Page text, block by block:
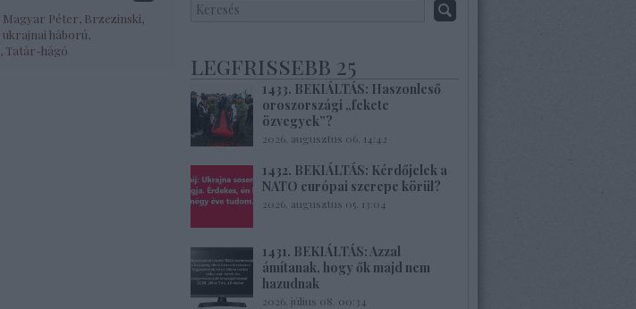
Magyar Péter Brzezinski
ukrajnai háború
Tatár-hágó
legfrissebb 25
1433. BEKIÁLTÁS: Haszonleső
oroszországi „fekete
özvegyek”?
2026. augusztus 06. 14:42
1432. BEKIÁLTÁS: Kérdőjelek a
NATO európai szerepe körül?
2026. augusztus 05. 13:04
1431. BEKIÁLTÁS: Azzal
ámítanak, hogy ők majd nem
hazudnak
2026. július 08. 00:34